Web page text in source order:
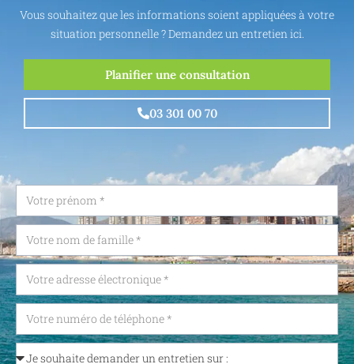
Vous souhaitez que les informations soient appliquées à votre
situation personnelle ? Demandez un entretien ici.
Planifier une consultation
03 301 00 70